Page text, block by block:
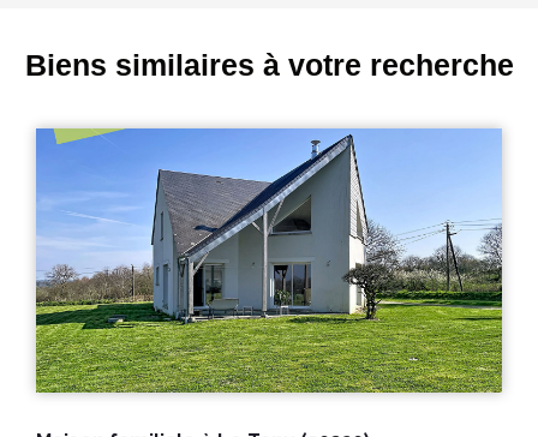
Biens similaires à votre recherche